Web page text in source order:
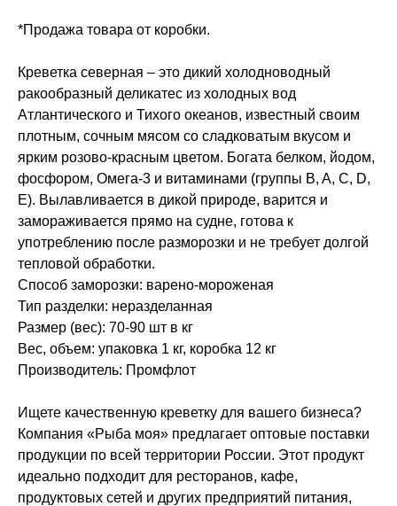
*Продажа товара от коробки.
Креветка северная – это дикий холодноводный
ракообразный деликатес из холодных вод
Атлантического и Тихого океанов, известный своим
плотным, сочным мясом со сладковатым вкусом и
ярким розово-красным цветом. Богата белком, йодом,
фосфором, Омега-3 и витаминами (группы B, A, C, D,
E). Вылавливается в дикой природе, варится и
замораживается прямо на судне, готова к
употреблению после разморозки и не требует долгой
тепловой обработки.
Способ заморозки: варено-мороженая
Тип разделки: неразделанная
Размер (вес): 70-90 шт в кг
Вес, объем: упаковка 1 кг, коробка 12 кг
Производитель: Промфлот
Ищете качественную креветку для вашего бизнеса?
Компания «Рыба моя» предлагает оптовые поставки
продукции по всей территории России. Этот продукт
идеально подходит для ресторанов, кафе,
продуктовых сетей и других предприятий питания,